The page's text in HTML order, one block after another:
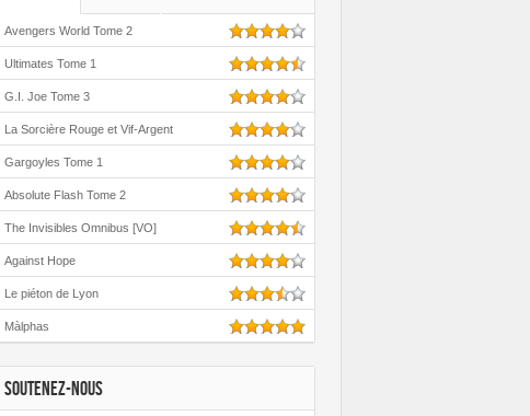
Avengers World Tome 2
Ultimates Tome 1
G.I. Joe Tome 3
La Sorcière Rouge et Vif-Argent
Gargoyles Tome 1
Absolute Flash Tome 2
The Invisibles Omnibus [VO]
Against Hope
Le piéton de Lyon
Màlphas
SOUTENEZ-NOUS